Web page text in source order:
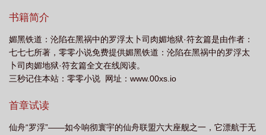
书籍简介
媚黑铁道：沦陷在黑祸中的罗浮太卜司肉媚地狱·符玄篇是由作者：
七七七所著，零零小说免费提供媚黑铁道：沦陷在黑祸中的罗浮太
卜司肉媚地狱·符玄篇全文在线阅读。
三秒记住本站：零零小说 网址：www.00xs.io
首章试读
仙舟“罗浮”——如今响彻寰宇的仙舟联盟六大座舰之一，它漂航于无